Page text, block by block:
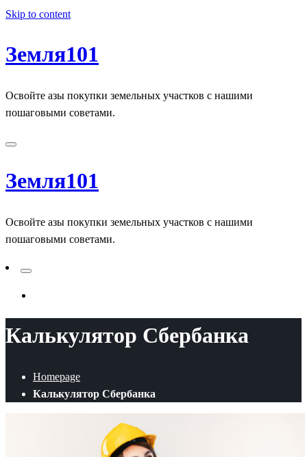
Skip to content
Земля101
Освойте азы покупки земельных участков с нашими
пошаговыми советами.
Земля101
Освойте азы покупки земельных участков с нашими
пошаговыми советами.
Калькулятор Сбербанка
Homepage
Калькулятор Сбербанка